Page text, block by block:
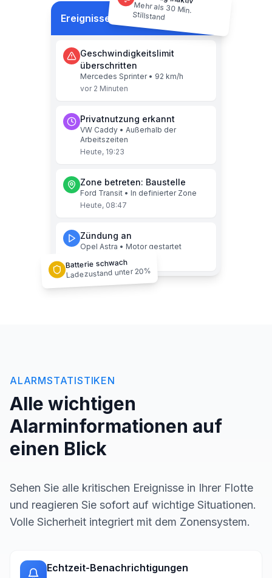
Ereignisse
Geschwindigkeitslimit
überschritten
Mercedes Sprinter • 92 km/h
vor 2 Minuten
Privatnutzung erkannt
VW Caddy • Außerhalb der
Arbeitszeiten
Heute, 19:23
Zone betreten: Baustelle
Ford Transit • In definierter Zone
Heute, 08:47
Zündung an
Opel Astra • Motor gestartet
Heute, 06:15
Mehr als 30 Min.
Stillstand
Batterie schwach
Ladezustand unter 20%
ALARMSTATISTIKEN
Alle wichtigen
Alarminformationen auf
einen Blick
Sehen Sie alle kritischen Ereignisse in Ihrer Flotte
und reagieren Sie sofort auf wichtige Situationen.
Volle Sicherheit integriert mit dem Zonensystem.
Echtzeit-Benachrichtigungen